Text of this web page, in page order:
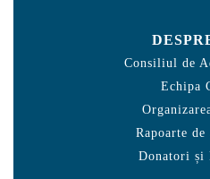
Consiliul de
Echipa
Rapoarte
Donatori și